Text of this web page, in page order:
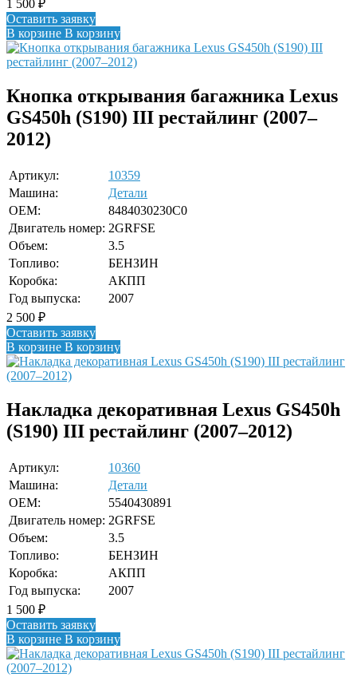
1 500 ₽
Оставить заявку
В корзине В корзину
Кнопка открывания багажника Lexus
GS450h (S190) III рестайлинг (2007–
2012)
Артикул:
10359
Машина:
Детали
OEM:
8484030230C0
Двигатель номер: 2GRFSE
Объем:
3.5
Топливо:
БЕНЗИН
Коробка:
АКПП
Год выпуска:
2007
2 500 ₽
Оставить заявку
В корзине В корзину
Накладка декоративная Lexus GS450h
(S190) III рестайлинг (2007–2012)
Артикул:
10360
Машина:
Детали
OEM:
5540430891
Двигатель номер: 2GRFSE
Объем:
3.5
Топливо:
БЕНЗИН
Коробка:
АКПП
Год выпуска:
2007
1 500 ₽
Оставить заявку
В корзине В корзину